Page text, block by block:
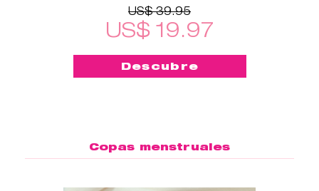
US$ 39.95
US$ 19.97
Descubre
Copas menstruales